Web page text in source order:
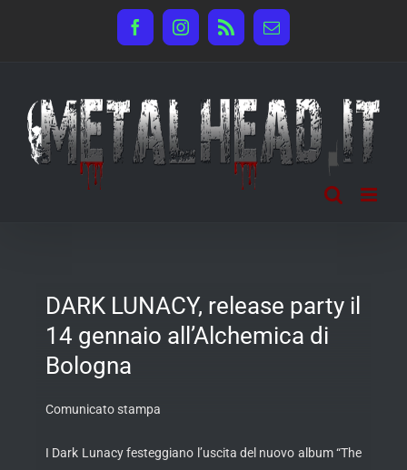
FacebookInstagram
Rss Email
DARK LUNACY, release party il
14 gennaio all’Alchemica di
Bologna
Comunicato stampa
I Dark Lunacy festeggiano l’uscita del nuovo album “The